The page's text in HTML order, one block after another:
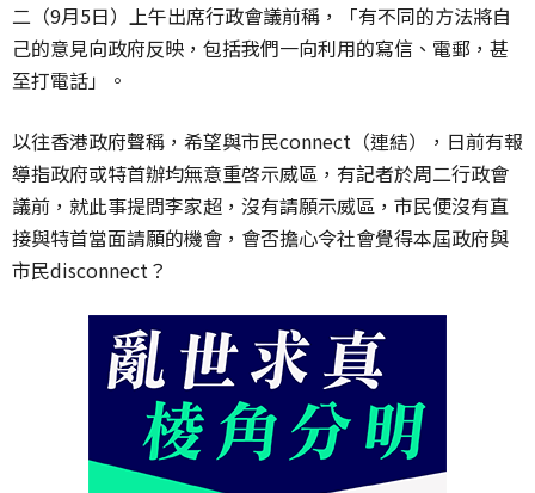
二（9月5日）上午出席行政會議前稱，「有不同的方法將自
己的意見向政府反映，包括我們一向利用的寫信、電郵，甚
至打電話」。
以往香港政府聲稱，希望與市民connect（連結），日前有報
導指政府或特首辦均無意重啓示威區，有記者於周二行政會
議前，就此事提問李家超，沒有請願示威區，市民便沒有直
接與特首當面請願的機會，會否擔心令社會覺得本屆政府與
市民disconnect？